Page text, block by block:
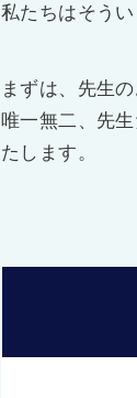
私たちはそう
まずは、先生
唯一無二、先
たします。